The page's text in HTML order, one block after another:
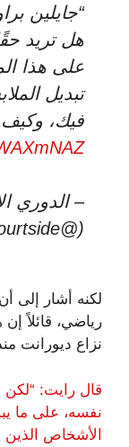
“جايلين
هل تريد
على هذا
تبديل
فيك،
– الدوري
(@NBA__Courtside)
لكنه أشار إلى
رياضي، قائلاً
نزاع ديورانت
قال رايت: “لكن
نفسه، على ما
الأشخاص الذين